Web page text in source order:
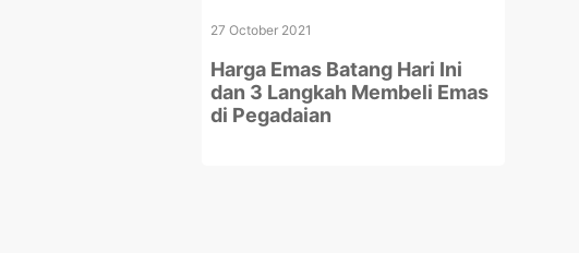
27 October 2021
Harga Emas Batang Hari Ini
dan 3 Langkah Membeli Emas
di Pegadaian